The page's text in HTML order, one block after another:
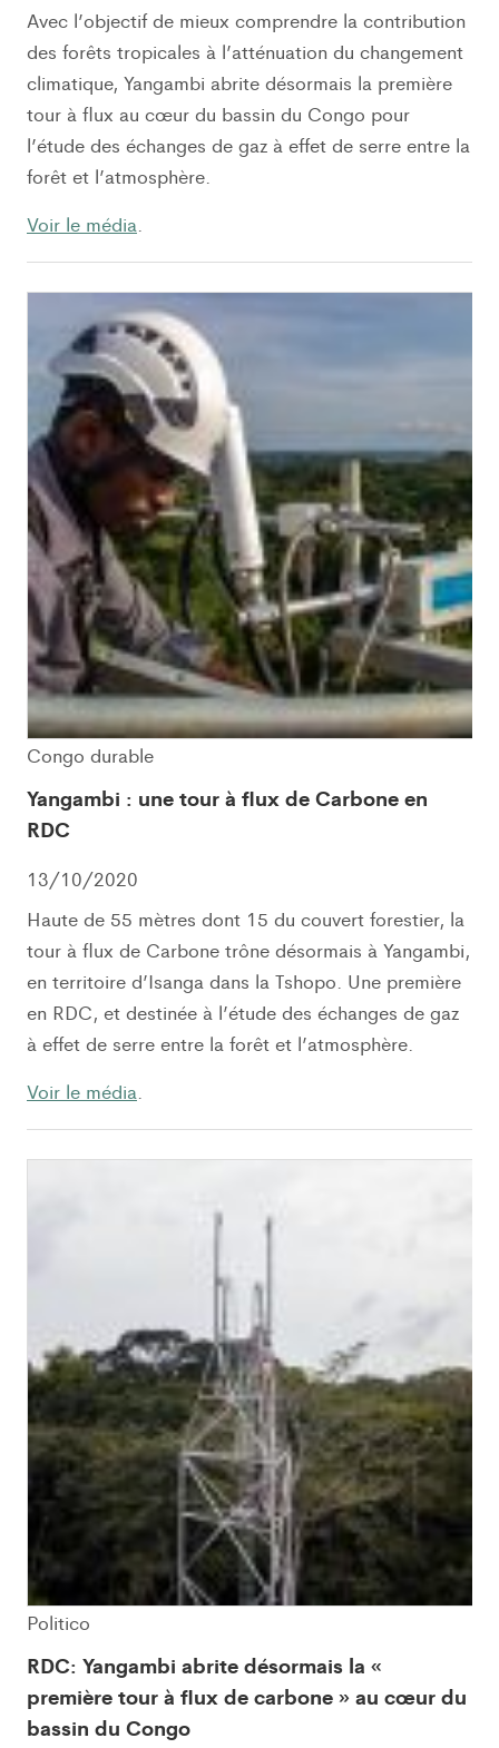
Avec l’objectif de mieux comprendre la contribution
des forêts tropicales à l’atténuation du changement
climatique, Yangambi abrite désormais la première
tour à flux au cœur du bassin du Congo pour
l’étude des échanges de gaz à effet de serre entre la
forêt et l’atmosphère.
Voir le média.
Congo durable
Yangambi : une tour à flux de Carbone en
RDC
13/10/2020
Haute de 55 mètres dont 15 du couvert forestier, la
tour à flux de Carbone trône désormais à Yangambi,
en territoire d’Isanga dans la Tshopo. Une première
en RDC, et destinée à l’étude des échanges de gaz
à effet de serre entre la forêt et l’atmosphère.
Voir le média.
Politico
RDC: Yangambi abrite désormais la «
première tour à flux de carbone » au cœur du
bassin du Congo